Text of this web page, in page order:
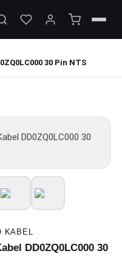
30 Pin NTS
KABEL
DD0ZQ0LC000 30